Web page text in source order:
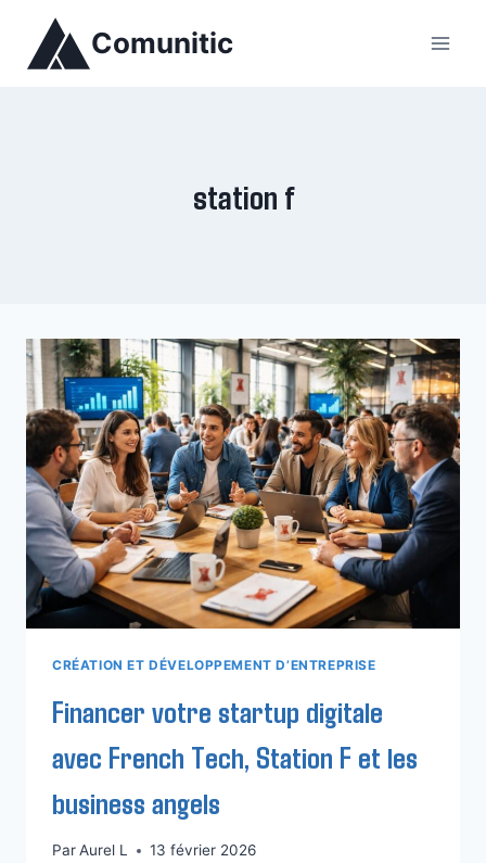
contenu
Comunitic
station f
CRÉATION ET DÉVELOPPEMENT D’ENTREPRISE
Financer votre startup digitale
avec French Tech, Station F et les
business angels
ParAurel L 13 février 2026